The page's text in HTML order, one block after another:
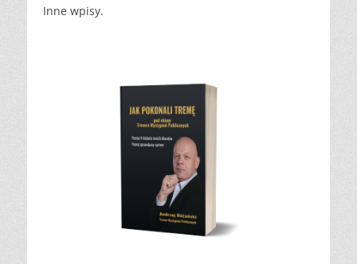
Inne wpisy.